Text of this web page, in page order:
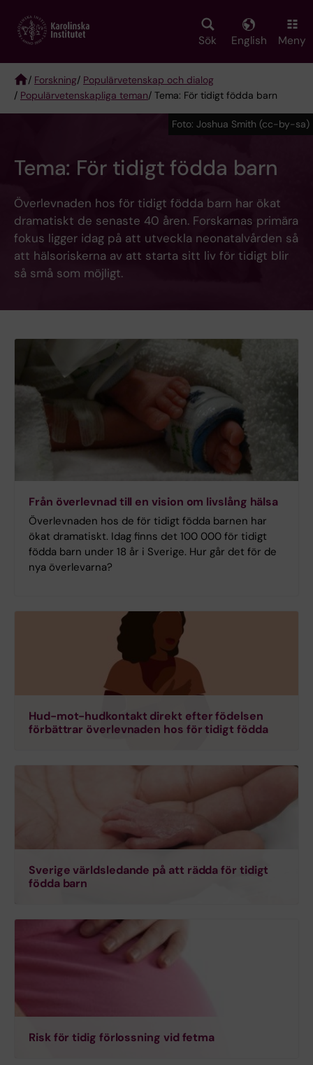
main
Sök English Meny
Breadcrumb
/ Forskning/ Populärvetenskap och dialog
/ Populärvetenskapliga teman/ Tema: För tidigt födda barn
Tema: För tidigt födda barn
Överlevnaden hos för tidigt födda barn har ökat
dramatiskt de senaste 40 åren. Forskarnas primära
fokus ligger idag på att utveckla neonatalvården så
att hälsoriskerna av att starta sitt liv för tidigt blir
så små som möjligt.
Foto: Joshua Smith (cc-by-sa)
Från överlevnad till en vision om livslång hälsa
Överlevnaden hos de för tidigt födda barnen har
ökat dramatiskt. Idag finns det 100 000 för tidigt
födda barn under 18 år i Sverige. Hur går det för de
nya överlevarna?
Hud-mot-hudkontakt direkt efter födelsen
förbättrar överlevnaden hos för tidigt födda
Sverige världsledande på att rädda för tidigt
födda barn
Risk för tidig förlossning vid fetma